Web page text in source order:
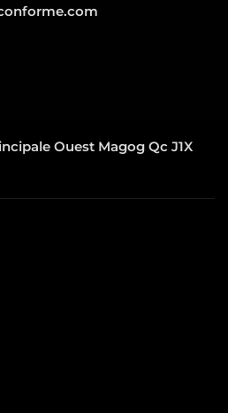
Ouest Magog Qc J1X